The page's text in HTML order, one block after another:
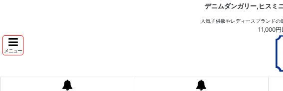
デニムダンガリー,ヒスミ
人気子供服やレディースブランドの
11,000
メニュー